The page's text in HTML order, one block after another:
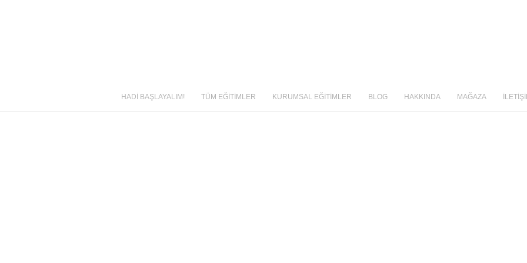
HADİ BAŞLAYALIM! TÜM EĞİTİMLER KURUMSAL EĞİTİMLER BLOG HAKKINDA MAĞAZA